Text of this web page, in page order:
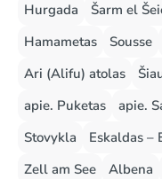
Hurgada Šarm el
Hamametas
Sousse
Ari (Alifu) atolas
apie. Puketas
apie.
Stovykla
Eskaldas –
Zell am See
Albena